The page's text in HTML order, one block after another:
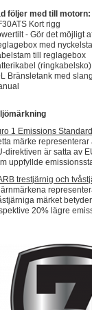
följer med till motorn:
Kort rigg
- Gör det möjligt
med
till reglagebox
(ringkabelsko)
Bränsletank med slang
1 Emissions
märke
direktiven är satta av
uppfyllde
trestjärnig och
märket
20% lägre